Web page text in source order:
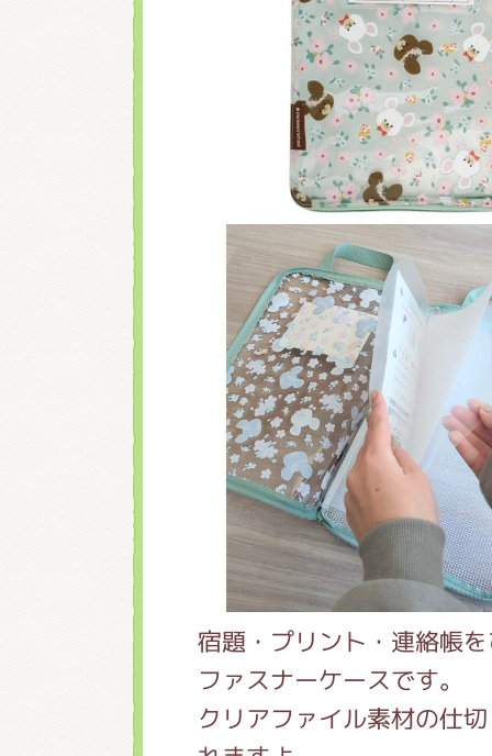
宿題・プリント・連絡帳
ファスナーケースです。
クリアファイル素材の仕